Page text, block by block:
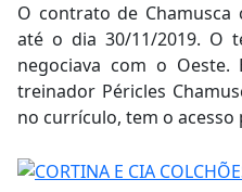
O contrato de
até o dia 30/11/2019. O
negociava com o
treinador Péricles
no currículo, tem o acesso